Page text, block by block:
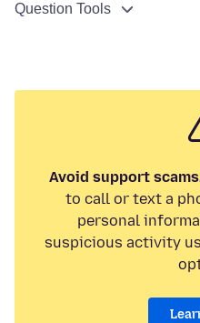
Question Tools
Avoid support
to call or text a
personal
suspicious activity